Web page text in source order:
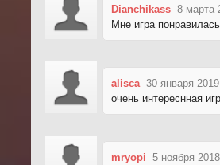
Dianchikass 8 марта
Мне игра
alisca 30 января
очень интереснная
mryopi 5 ноября